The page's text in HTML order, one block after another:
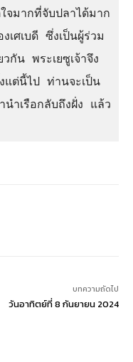
จมากที่จับปลาได้มาก
ศเบดี ซึ่งเป็นผู้ร่วม
กัน พระเยซูเจ้าจึง
แต่นี้ไป ท่านจะเป็น
ำเรือกลับถึงฝั่ง แล้ว
บทความถัดไป
วันอาทิตย์ที่ 8 กันยายน 2024